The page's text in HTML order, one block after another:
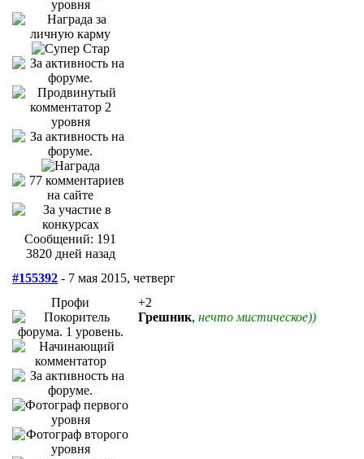
Сообщений: 191
3820 дней назад
#155392 - 7 мая 2015, четверг
Профи
+2
Грешник, нечто мистическое))